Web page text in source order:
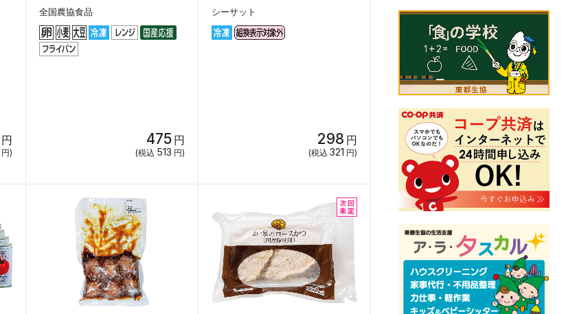
円
円)
全国農協食品
475 円
(税込 513 円)
シーサット
298 円
(税込 321 円)